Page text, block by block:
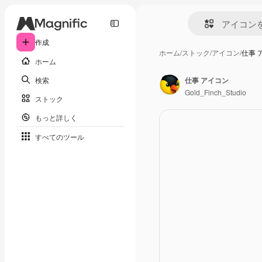
作成
ホーム
検索
ストック
もっと詳しく
すべてのツール
ホーム/ストック/アイコン/仕事
仕事 アイコン
Gold_Finch_Studio